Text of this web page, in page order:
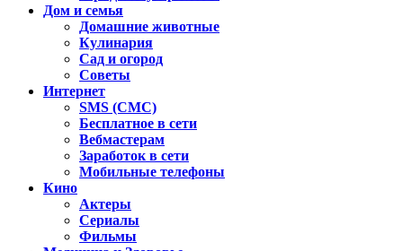
Дом и семья
Домашние животные
Кулинария
Сад и огород
Советы
Интернет
SMS (СМС)
Бесплатное в сети
Вебмастерам
Заработок в сети
Мобильные телефоны
Кино
Актеры
Сериалы
Фильмы